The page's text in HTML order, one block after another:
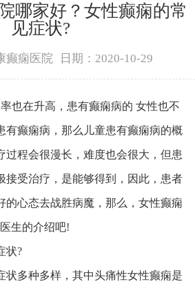
哪家好？女性癫痫的常
见症状?
癫痫医院 日期：2020-10-29
也在升高，患有癫痫病的 女性也不
有癫痫病，那么儿童患有癫痫病的概
过程会很漫长，难度也会很大，但患
接受治疗，是能够得到，因此，患者
的心态去战胜病魔，那么，女性癫痫
生的介绍吧!
状?
状多种多样，其中头痛性女性癫痫是